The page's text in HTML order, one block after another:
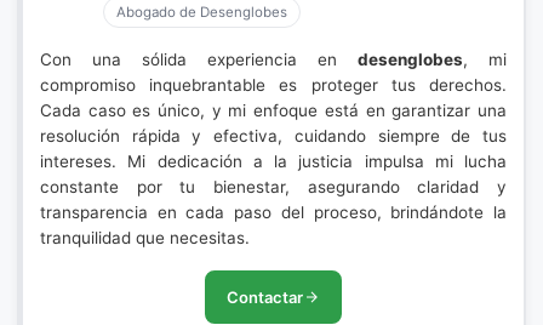
Abogado de Desenglobes
Con una sólida experiencia en desenglobes, mi
compromiso inquebrantable es proteger tus derechos.
Cada caso es único, y mi enfoque está en garantizar una
resolución rápida y efectiva, cuidando siempre de tus
intereses. Mi dedicación a la justicia impulsa mi lucha
constante por tu bienestar, asegurando claridad y
transparencia en cada paso del proceso, brindándote la
tranquilidad que necesitas.
Contactar